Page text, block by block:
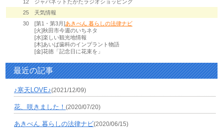
12
ジャパネットたかたラジオショッピング
25
天気情報
30
[第1・第3月]あきべん 暮らしの法律ナビ
[火]秋田市今週のいちネタ
[水]楽しい観光地情報
[木]あいば歯科のインプラント物語
[金]花徳「記念日に花束を」
最近の記事
♪寒天LOVE♪(2021/12/09)
花、咲きました！(2020/07/20)
あきべん 暮らしの法律ナビ(2020/06/15)